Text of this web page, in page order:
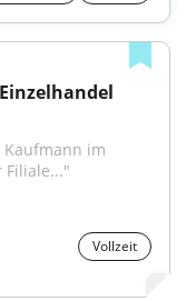
Kaufmann im
Filiale..."
Vollzeit